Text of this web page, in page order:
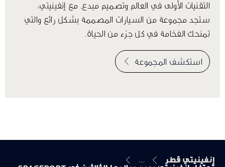
التقنيات الأولى في العالم وتصميم مبدع. مع إنفينيتي،
ستجد مجموعة من السيارات المصممة بشكل رائع والتي
تمنحك الفخامة في كل جزء من الحياة.
استكشف المجموعة
إنفينيتي قطر